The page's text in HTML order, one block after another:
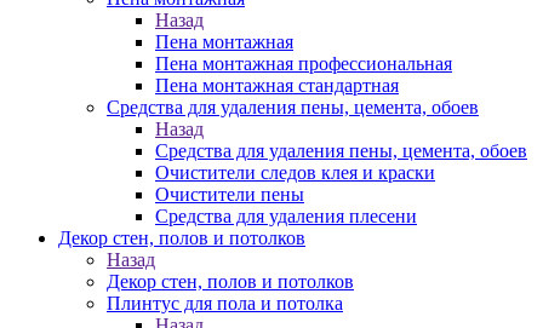
Назад
Пена монтажная
Пена монтажная профессиональная
Пена монтажная стандартная
Средства для удаления пены, цемента, обоев
Назад
Средства для удаления пены, цемента, обоев
Очистители следов клея и краски
Очистители пены
Средства для удаления плесени
Декор стен, полов и потолков
Назад
Декор стен, полов и потолков
Плинтус для пола и потолка